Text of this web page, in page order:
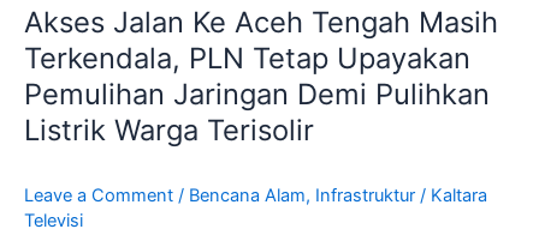
Akses Jalan Ke Aceh Tengah Masih
Terkendala, PLN Tetap Upayakan
Pemulihan Jaringan Demi Pulihkan
Listrik Warga Terisolir
Leave a Comment / Bencana Alam, Infrastruktur / Kaltara
Televisi
Ke
Aceh
Tengah
Masih
Terkendala,
Tetap
Upayakan